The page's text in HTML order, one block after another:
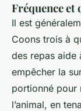
Fréquence et
Il est
Coons trois à
des repas aide
empêcher la
portionné pour
l’animal, en